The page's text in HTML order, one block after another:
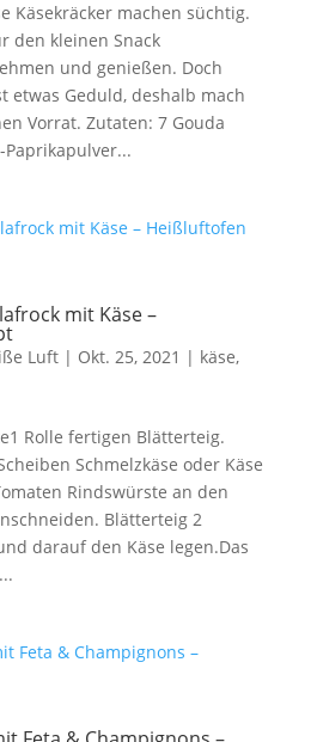
Käsekräcker machen süchtig.
den kleinen Snack
und genießen. Doch
etwas Geduld, deshalb mach
Vorrat. Zutaten: 7 Gouda
Paprikapulver...
mit Käse –
Luft| Okt. 25, 2021 | käse,
Rolle fertigen Blätterteig.
Schmelzkäse oder Käse
Rindswürste an den
Blätterteig 2
darauf den Käse legen.Das